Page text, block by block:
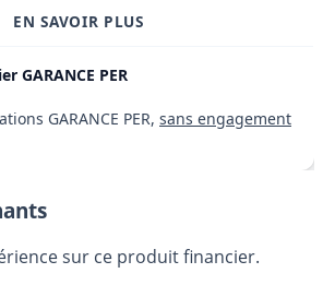
EN SAVOIR PLUS
GARANCE PER
GARANCE PER, sans engagement
sur ce produit financier.